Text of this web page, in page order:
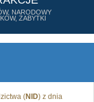
NARODOWY
ZABYTKI
(NID) z dnia